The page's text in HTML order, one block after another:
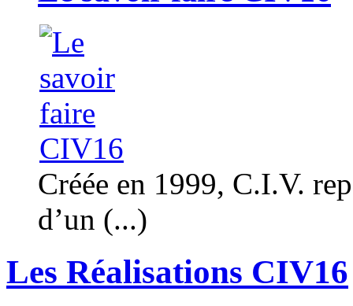
Créée en 1999, C.I.V.
d’un (...)
Les Réalisations CIV16